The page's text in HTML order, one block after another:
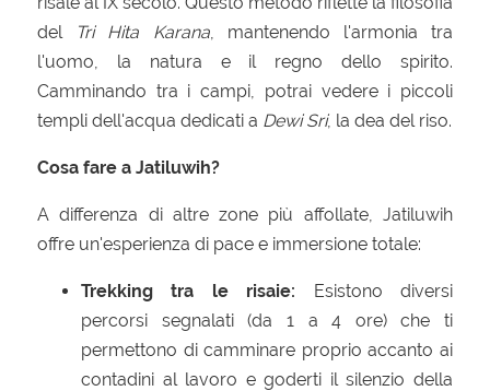
del
Tri Hita Karana, mantenendo l'armonia tra
l'uomo, la natura e il regno dello spirito.
Camminando tra i campi, potrai vedere i piccoli
templi dell'acqua dedicati a Dewi Sri, la dea del riso.
Cosa fare a Jatiluwih?
A differenza di altre zone più affollate, Jatiluwih
offre un'esperienza di pace e immersione totale:
Trekking tra le risaie: Esistono diversi
percorsi segnalati (da 1 a 4 ore) che ti
permettono di camminare proprio accanto ai
contadini al lavoro e goderti il silenzio della